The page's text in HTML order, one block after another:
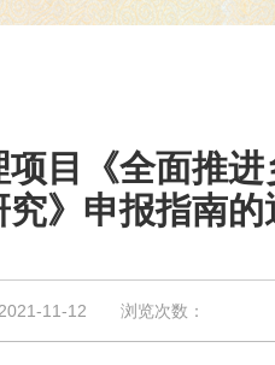
目《全面推
》申报指南的
11-12 浏览次数：